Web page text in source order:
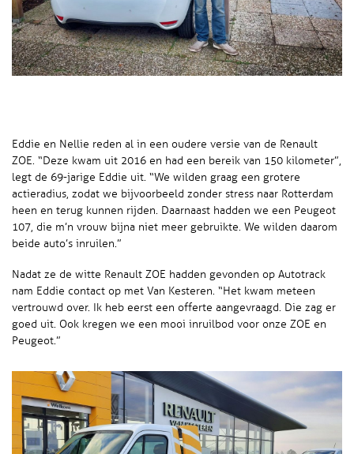
Eddie en Nellie reden al in een oudere versie van de Renault
ZOE. “Deze kwam uit 2016 en had een bereik van 150 kilometer”,
legt de 69-jarige Eddie uit. “We wilden graag een grotere
actieradius, zodat we bijvoorbeeld zonder stress naar Rotterdam
heen en terug kunnen rijden. Daarnaast hadden we een Peugeot
107, die m’n vrouw bijna niet meer gebruikte. We wilden daarom
beide auto’s inruilen.”
Nadat ze de witte Renault ZOE hadden gevonden op Autotrack
nam Eddie contact op met Van Kesteren. “Het kwam meteen
vertrouwd over. Ik heb eerst een offerte aangevraagd. Die zag er
goed uit. Ook kregen we een mooi inruilbod voor onze ZOE en
Peugeot.”